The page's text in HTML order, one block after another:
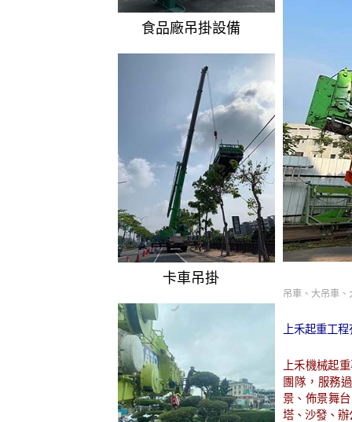
食品廠吊掛設備
卡車吊掛
吊車、大吊車
上禾起重工
上禾機械起
團隊，服務
景、佈景舞
塔、沙發、